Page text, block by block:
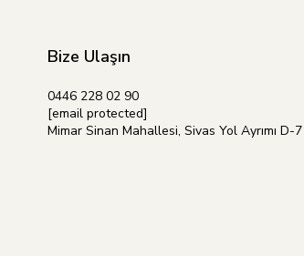
Bize Ulaşın
0446 228 02 90
[email protected]
Mimar Sinan Mahallesi, Sivas Yol Ayrımı D-